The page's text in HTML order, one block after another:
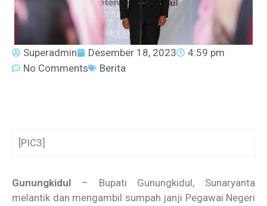
Superadmin Desember 18, 2023
4:59 pm
No Comments
Berita
[PIC3]
Gunungkidul – Bupati Gunungkidul, Sunaryanta
melantik dan mengambil sumpah janji Pegawai Negeri